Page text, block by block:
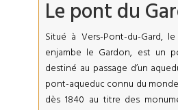
Le pont du
Situé à Vers-Pont-du-Gard,
enjambe le Gardon, est un
destiné au passage d’un
pont-aqueduc connu du
dès 1840 au titre des